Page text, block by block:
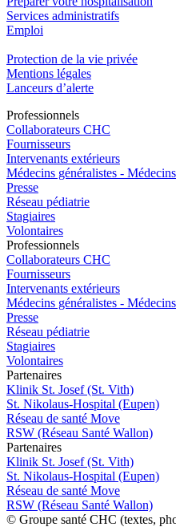
Services administratifs
Emploi​
Protection de la vie privée
Mentions légales
Lanceurs d’alerte
Professionnels
Collaborateurs CHC
Fournisseurs
Intervenants extérieurs
Médecins généralistes -
Presse
Réseau pédiatrie
Stagiaires
Volontaires
Professionnels
Collaborateurs CHC
Fournisseurs
Intervenants extérieurs
Médecins généralistes -
Presse
Réseau pédiatrie
Stagiaires
Volontaires
Partenaires
Klinik St. Josef (St. Vith)
St. Nikolaus-Hospital (Eupen)
Réseau de santé Move
RSW (Réseau Santé Wallon)
Partenaires
Klinik St. Josef (St. Vith)
St. Nikolaus-Hospital (Eupen)
Réseau de santé Move
RSW (Réseau Santé Wallon)
© Groupe santé CHC (textes,